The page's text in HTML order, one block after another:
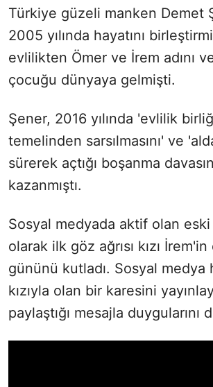
Türkiye güzeli manken Demet
2005 yılında hayatını
evlilikten Ömer ve İrem adını
çocuğu dünyaya gelmişti.
Şener, 2016 yılında 'evlilik
temelinden sarsılmasını' ve
sürerek açtığı boşanma
kazanmıştı.
Sosyal medyada aktif olan
olarak ilk göz ağrısı kızı
gününü kutladı. Sosyal medya
kızıyla olan bir karesini
paylaştığı mesajla duygularını